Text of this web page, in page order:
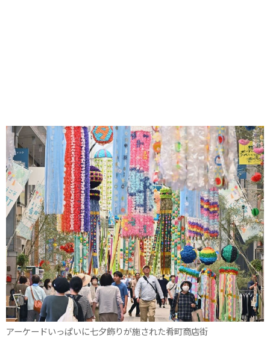
アーケードいっぱいに七夕飾りが施された肴町商店街